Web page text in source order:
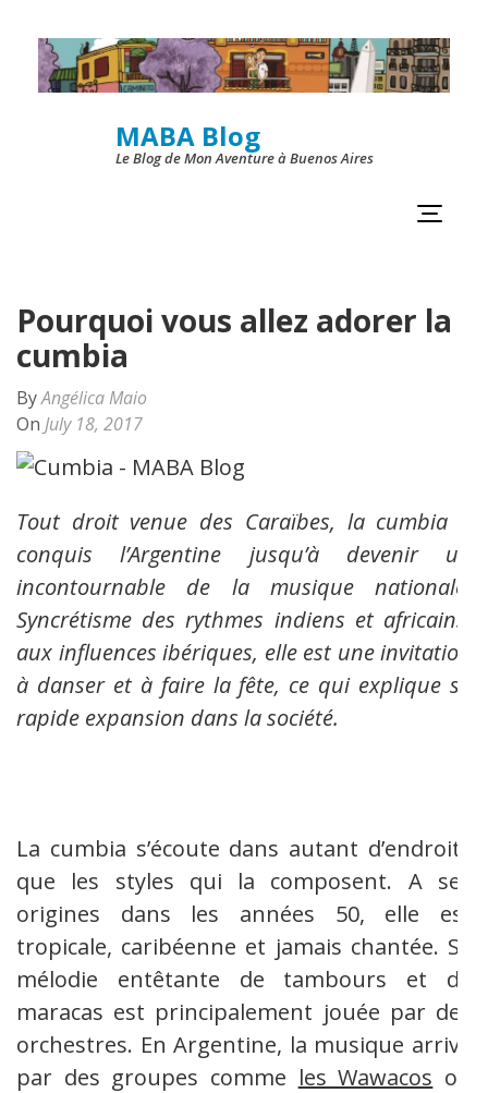
Skip
to
content
MABA Blog
Le Blog de Mon Aventure à Buenos Aires
Pourquoi vous allez adorer la
cumbia
ByAngélica Maio
On July 18, 2017
Tout droit venue des Caraïbes, la cumbia a
conquis l’Argentine jusqu’à devenir un
incontournable de la musique nationale.
Syncrétisme des rythmes indiens et africains,
aux influences ibériques, elle est une invitation
à danser et à faire la fête, ce qui explique sa
rapide expansion dans la société.
La cumbia s’écoute dans autant d’endroits
que les styles qui la composent. A ses
origines dans les années 50, elle est
tropicale, caribéenne et jamais chantée. Sa
mélodie entêtante de tambours et de
maracas est principalement jouée par des
orchestres. En Argentine, la musique arrive
par des groupes comme les Wawacos ou